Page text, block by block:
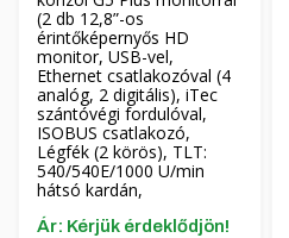
(2 db 12,8”-os
érintőképernyős HD
monitor, USB-vel,
Ethernet csatlakozóval (4
analóg, 2 digitális), iTec
szántóvégi fordulóval,
ISOBUS csatlakozó,
Légfék (2 körös), TLT:
540/540E/1000 U/min
hátsó kardán,
Ár: Kérjük érdeklődjön!